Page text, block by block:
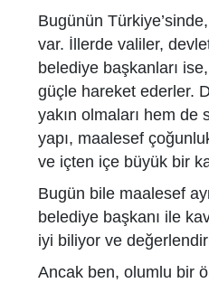
Bugünün
var. İllerde valiler,
belediye başkanları
güçle hareket ederler.
yakın olmaları hem
yapı, maalesef
ve içten içe büyük bir
Bugün bile maalesef
belediye başkanı ile
iyi biliyor ve
Ancak ben, olumlu bir